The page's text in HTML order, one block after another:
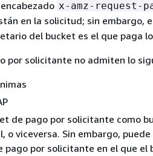
x-amz-request-
en la solicitud; sin embargo,
del bucket es el que paga
por solicitante no admiten lo
de pago por solicitante como
o viceversa. Sin embargo,
pago por solicitante en el que el